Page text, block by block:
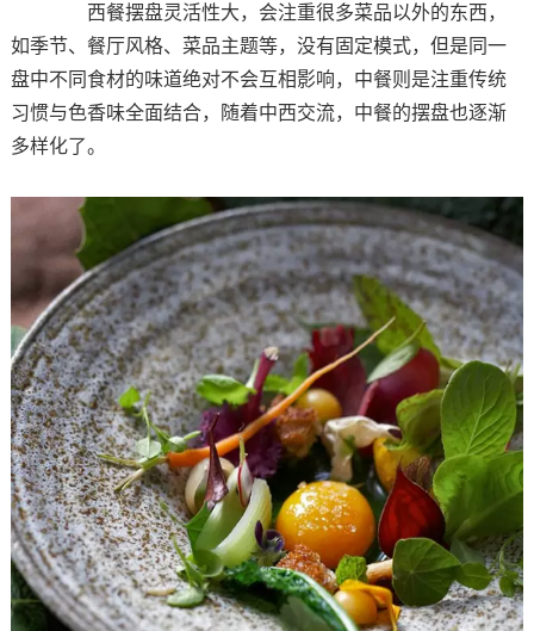
西餐摆盘灵活性大，会注重很多菜品以外的东西，
如季节、餐厅风格、菜品主题等，没有固定模式，但是同一
盘中不同食材的味道绝对不会互相影响，中餐则是注重传统
习惯与色香味全面结合，随着中西交流，中餐的摆盘也逐渐
多样化了。